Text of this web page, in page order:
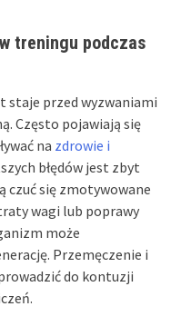
treningu podczas
staje przed wyzwaniami
Często pojawiają się
na zdrowie i
błędów jest zbyt
czuć się zmotywowane
wagi lub poprawy
może
Przemęczenie i
do kontuzji